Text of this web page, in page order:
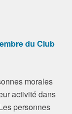
du Club
morales
activité dans
personnes